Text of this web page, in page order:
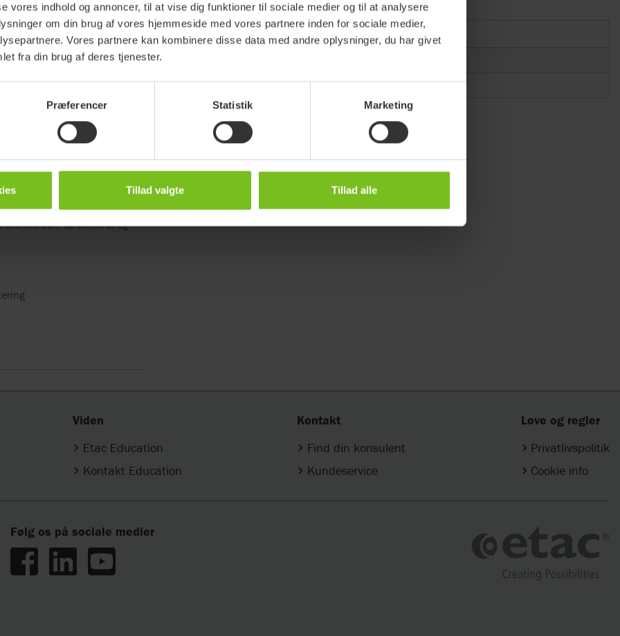
vores indhold og annoncer, til at vise dig funktioner til sociale medier og til at analysere
om din brug af vores hjemmeside med vores partnere inden for sociale medier,
Vores partnere kan kombinere disse data med andre oplysninger, du har givet
fra din brug af deres tjenester.
Præferencer Statistik Marketing
Tillad valgte Tillad alle
Passer til
-
blive ændret uden forudgående
varenummer og
Viden
Etac Education
Kontakt Education
Kontakt
Find din konsulent
Kundeservice
Love og regler
Privatlivspolitik
Cookie info
Følg os på sociale medier